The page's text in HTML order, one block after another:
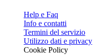
Help e Faq
Info e contatti
Termini del servizio
Utilizzo dati e privacy
Cookie Policy